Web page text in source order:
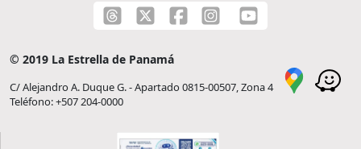
© 2019 La Estrella de Panamá
C/ Alejandro A. Duque G. - Apartado 0815-00507, Zona 4
Teléfono: +507 204-0000